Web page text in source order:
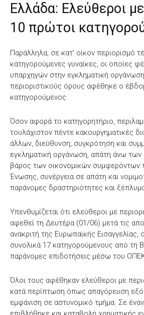
Ελλάδα: Ελεύθεροι
10 πρώτοι
Παράλληλα, σε κατ’ οίκον περιορισμό
κατηγορούμενες γυναίκες, οι οποίες
υπαρχηγών στην εγκληματική
περιοριστικούς όρους αφέθηκε ο
κατηγορούμενος.
Όσον αφορά το κατηγορητήριο,
τουλάχιστον πέντε κακουργηματικές
άλλων, διεύθυνση, συγκρότηση και
εγκληματική οργάνωση, απάτη άνω
βάρος των οικονομικών συμφερόντων
Ένωσης, συνέργεια σε απάτη και
παράνομες δραστηριότητες και
Υπενθυμίζεται ότι ελεύθεροι με
αφεθεί τη Δευτέρα (01/06) μετά τις
ανακριτή της Ευρωπαϊκής Εισαγγελίας,
συνολικά 17 κατηγορούμενους από τη
παράνομες επιδοτήσεις μέσω του
Όλοι τους αφέθηκαν ελεύθεροι με
κατά περίπτωση όπως απαγόρευση
εμφάνιση σε αστυνομικό τμήμα. Σε